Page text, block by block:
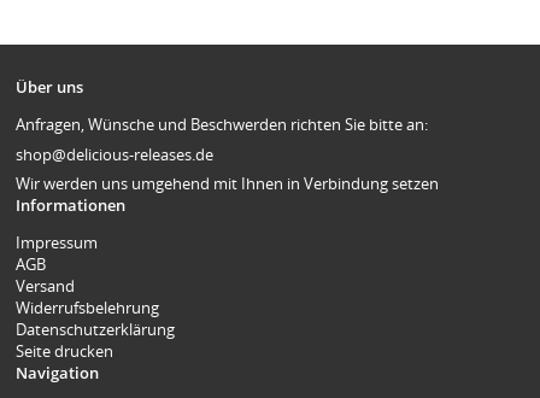
Über uns
Anfragen, Wünsche und Beschwerden richten Sie bitte an:
shop@delicious-releases.de
Wir werden uns umgehend mit Ihnen in Verbindung setzen
Informationen
Impressum
AGB
Versand
Widerrufsbelehrung
Datenschutzerklärung
Seite drucken
Navigation